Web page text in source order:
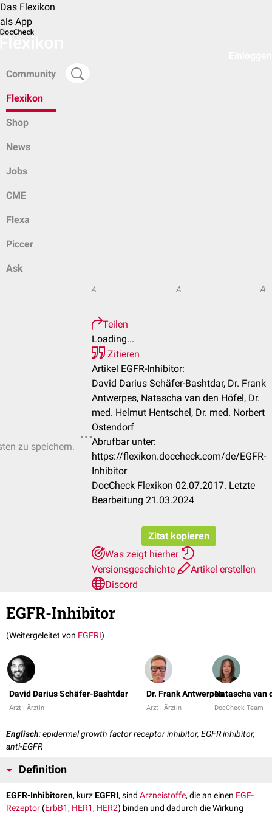
Das Flexikon
als App
Community
Flexikon
Shop
News
Jobs
CME
Flexa
Piccer
Ask
zu speichern.
A A A
Teilen
Loading...
Zitieren
Artikel EGFR-Inhibitor:
David Darius Schäfer-Bashtdar, Dr. Frank
Antwerpes, Natascha van den Höfel, Dr.
med. Helmut Hentschel, Dr. med. Norbert
Ostendorf
Abrufbar unter:
https://flexikon.doccheck.com/de/EGFR-
Inhibitor
DocCheck Flexikon 02.07.2017. Letzte
Bearbeitung 21.03.2024
Zitat kopieren
Was zeigt hierher
Versionsgeschichte
Artikel erstellen
Discord
EGFR-Inhibitor
(Weitergeleitet von EGFRI)
David Darius Schäfer-Bashtdar
Arzt | Ärztin
Dr. Frank Antwerpes
Arzt | Ärztin
Natascha van
DocCheck Team
Englisch: epidermal growth factor receptor inhibitor, EGFR inhibitor,
anti-EGFR
Definition
EGFR-Inhibitoren, kurzEGFRI, sind Arzneistoffe, die an einen EGF-
Rezeptor (ErbB1, HER1, HER2) binden und dadurch die Wirkung